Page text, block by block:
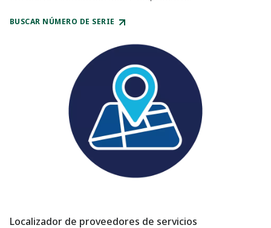
BUSCAR NÚMERO DE SERIE
Localizador de proveedores de servicios